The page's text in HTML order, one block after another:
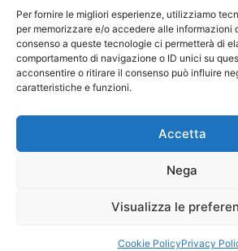
Per fornire le migliori esperienze, utilizziamo
per memorizzare e/o accedere alle informazioni
consenso a queste tecnologie ci permetterà di
comportamento di navigazione o ID unici su
acconsentire o ritirare il consenso può influire
caratteristiche e funzioni.
Accetta
Nega
Visualizza le
Cookie PolicyPrivacy
Casa delle bambole Palazzo
tre piani, girevole
145,00€130,00€
Aggiungi al carrello
Copyright © 2026 Il Gatto Blu Giochi